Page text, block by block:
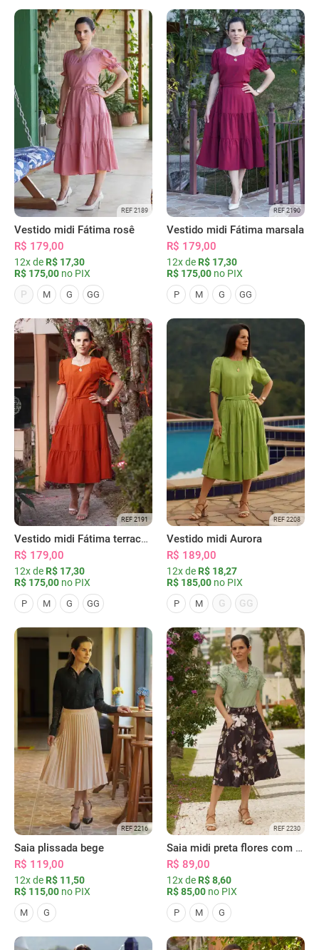
REF 2189
Vestido midi Fátima rosê
R$ 179,00
12x de R$ 17,30
R$ 175,00 no PIX
P
M G GG
REF 2190
Vestido midi Fátima marsala
R$ 179,00
12x de R$ 17,30
R$ 175,00 no PIX
P M G GG
REF 2191
Vestido midi Fátima terracota
R$ 179,00
12x de R$ 17,30
R$ 175,00 no PIX
P M G GG
REF 2208
Vestido midi Aurora
R$ 189,00
12x de R$ 18,27
R$ 185,00 no PIX
P M G GG
REF 2216
Saia plissada bege
R$ 119,00
12x de R$ 11,50
R$ 115,00 no PIX
M G
REF 2230
Saia midi preta flores com bolsos
R$ 89,00
12x de R$ 8,60
R$ 85,00 no PIX
P M G